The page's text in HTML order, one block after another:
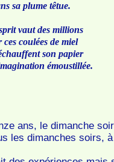
sa plume têtue.
vaut des millions
ces coulées de miel
son papier
émoustillée.
ans, le dimanche
les dimanches soirs,